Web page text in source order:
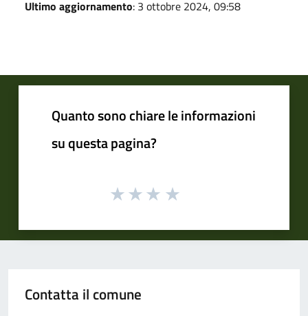
Ultimo aggiornamento: 3 ottobre 2024, 09:58
Quanto sono chiare le informazioni
su questa pagina?
Contatta il comune